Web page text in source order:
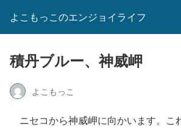
よこもっこのエンジョイライフ
積丹ブルー、神威岬
よこもっこ
ニセコから神威岬に向かいます。こ